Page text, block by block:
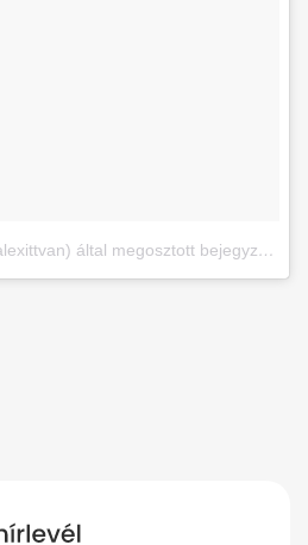
🤩 PÁJALEKSZ 🤩 (@byealexittvan) által megosztott bejegyzés